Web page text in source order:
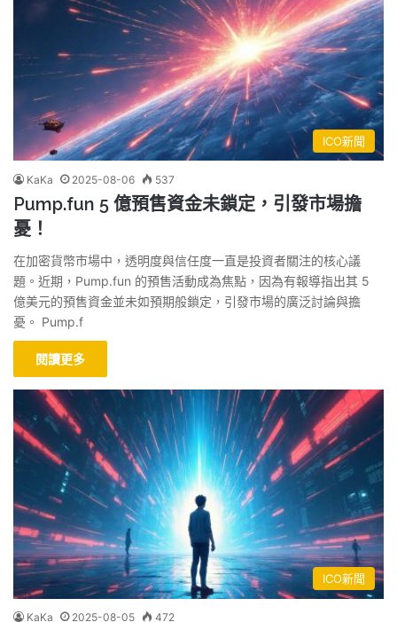
ICO新聞
KaKa 2025-08-06 537
Pump.fun 5 億預售資金未鎖定，引發市場擔
憂！
在加密貨幣市場中，透明度與信任度一直是投資者關注的核心議
題。近期，Pump.fun 的預售活動成為焦點，因為有報導指出其 5
億美元的預售資金並未如預期般鎖定，引發市場的廣泛討論與擔
憂。 Pump.f
閱讀更多
ICO新聞
KaKa 2025-08-05 472